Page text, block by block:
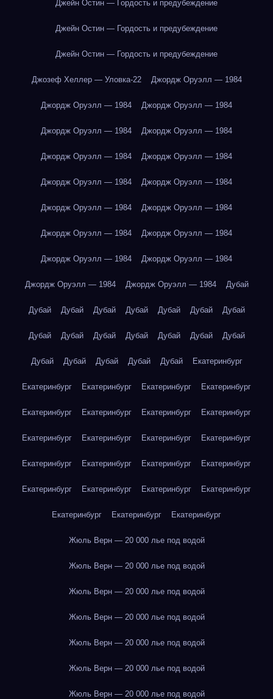
Джейн Остин — Гордость и предубеждение
Джейн Остин — Гордость и предубеждение
Джейн Остин — Гордость и предубеждение
Джозеф Хеллер — Уловка-22 Джордж Оруэлл — 1984
Джордж Оруэлл — 1984 Джордж Оруэлл — 1984
Джордж Оруэлл — 1984 Джордж Оруэлл — 1984
Джордж Оруэлл — 1984 Джордж Оруэлл — 1984
Джордж Оруэлл — 1984 Джордж Оруэлл — 1984
Джордж Оруэлл — 1984 Джордж Оруэлл — 1984
Джордж Оруэлл — 1984 Джордж Оруэлл — 1984
Джордж Оруэлл — 1984 Джордж Оруэлл — 1984
Джордж Оруэлл — 1984 Джордж Оруэлл — 1984 Дубай
Дубай Дубай Дубай Дубай Дубай Дубай Дубай
Дубай Дубай Дубай Дубай Дубай Дубай Дубай
Дубай Дубай Дубай Дубай Дубай Екатеринбург
Екатеринбург Екатеринбург Екатеринбург Екатеринбург
Екатеринбург Екатеринбург Екатеринбург Екатеринбург
Екатеринбург Екатеринбург Екатеринбург Екатеринбург
Екатеринбург Екатеринбург Екатеринбург Екатеринбург
Екатеринбург Екатеринбург Екатеринбург Екатеринбург
Екатеринбург Екатеринбург Екатеринбург
Жюль Верн — 20 000 лье под водой
Жюль Верн — 20 000 лье под водой
Жюль Верн — 20 000 лье под водой
Жюль Верн — 20 000 лье под водой
Жюль Верн — 20 000 лье под водой
Жюль Верн — 20 000 лье под водой
Жюль Верн — 20 000 лье под водой